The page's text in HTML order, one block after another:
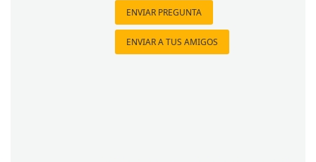
ENVIAR PREGUNTA
ENVIAR A TUS AMIGOS